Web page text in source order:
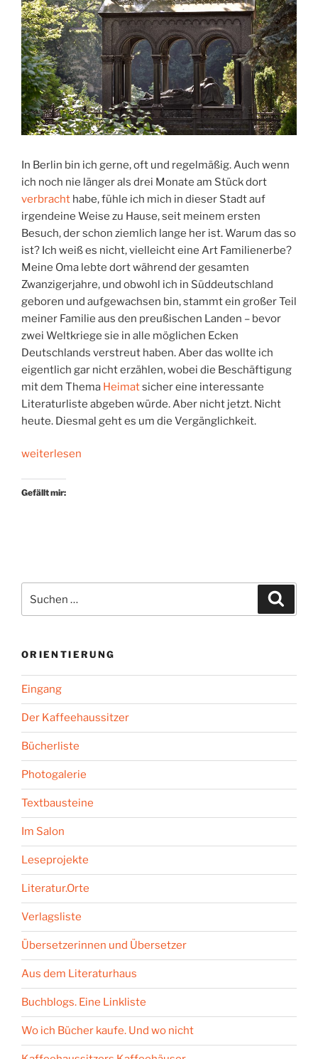
In Berlin bin ich gerne, oft und regelmäßig. Auch wenn
ich noch nie länger als drei Monate am Stück dort
verbracht habe, fühle ich mich in dieser Stadt auf
irgendeine Weise zu Hause, seit meinem ersten
Besuch, der schon ziemlich lange her ist. Warum das so
ist? Ich weiß es nicht, vielleicht eine Art Familienerbe?
Meine Oma lebte dort während der gesamten
Zwanzigerjahre, und obwohl ich in Süddeutschland
geboren und aufgewachsen bin, stammt ein großer Teil
meiner Familie aus den preußischen Landen – bevor
zwei Weltkriege sie in alle möglichen Ecken
Deutschlands verstreut haben. Aber das wollte ich
eigentlich gar nicht erzählen, wobei die Beschäftigung
mit dem Thema Heimatsicher eine interessante
Literaturliste abgeben würde. Aber nicht jetzt. Nicht
heute. Diesmal geht es um die Vergänglichkeit.
„Eine
der
weiterlesen
Gefällt mir:
nach:
ORIENTIERUNG
Eingang
Der Kaffeehaussitzer
Bücherliste
Photogalerie
Textbausteine
Im Salon
Leseprojekte
Literatur.Orte
Verlagsliste
Übersetzerinnen und Übersetzer
Aus dem Literaturhaus
Buchblogs. Eine Linkliste
Wo ich Bücher kaufe. Und wo nicht